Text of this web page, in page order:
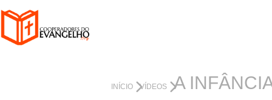
INÍCIO VÍDEOS A